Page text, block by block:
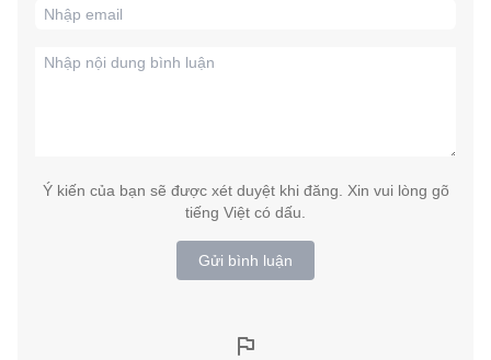
Ý kiến của bạn sẽ được xét duyệt khi đăng. Xin vui lòng gõ
tiếng Việt có dấu.
Gửi bình luận